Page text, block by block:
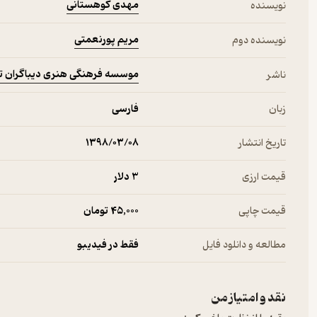
نویسنده مهدی کوهستانی
نویسنده دوم مریم پورنعمتی
ناشر موسسه فرهنگی هنری دیباگران
زبان فارسی
تاریخ انتشار ۱۳۹۸/۰۳/۰۸
قیمت ارزی 3 دلار
قیمت چاپی 45,000 تومان
مطالعه و دانلود فایل فقط در فیدیبو
نقد و امتیاز من